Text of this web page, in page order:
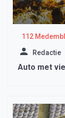
112
Redactie
Auto met